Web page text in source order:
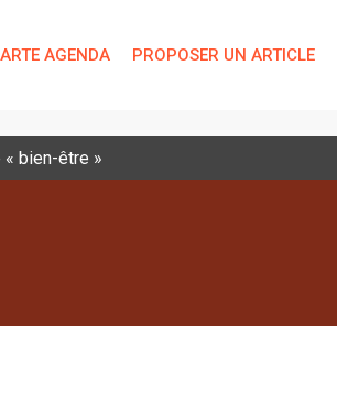
AGENDA PROPOSER UN ARTICLE
« bien-être »